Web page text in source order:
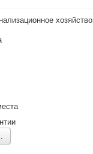
хозяйство